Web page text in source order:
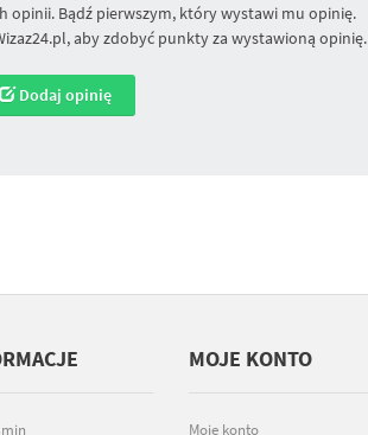
opinii. Bądź pierwszym, który wystawi mu opinię.
aby zdobyć punkty za wystawioną opinię.
Dodaj opinię
MOJE KONTO
Moje konto